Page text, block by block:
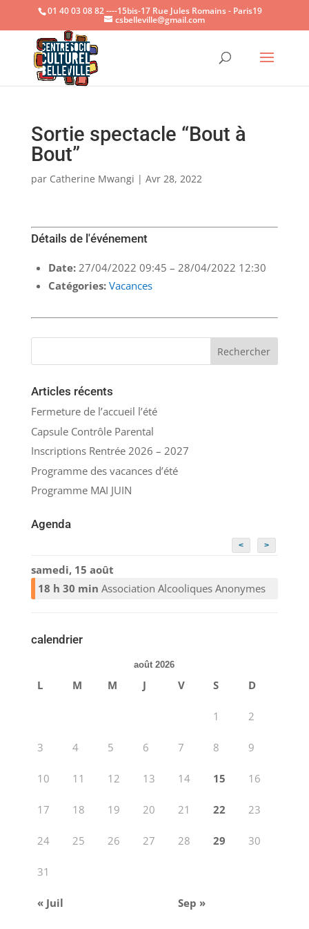
Ouvrir
01 40 03 08 82 ----15bis-17 Rue Jules Romains - Paris19
csbelleville@gmail.com
Sortie spectacle “Bout à
Bout”
par Catherine Mwangi | Avr 28, 2022
Détails de l'événement
Date: 27/04/2022 09:45 – 28/04/2022 12:30
Catégories: Vacances
Articles récents
Fermeture de l’accueil l’été
Capsule Contrôle Parental
Inscriptions Rentrée 2026 – 2027
Programme des vacances d’été
Programme MAI JUIN
Agenda
< >
samedi, 15 août
18 h 30 min Association Alcooliques Anonymes
calendrier
août 2026
L M M J V S D
1 2
3 4 5 6 7 8 9
10 11 12 13 14 15 16
17 18 19 20 21 22 23
24 25 26 27 28 29 30
31
« Juil Sep »